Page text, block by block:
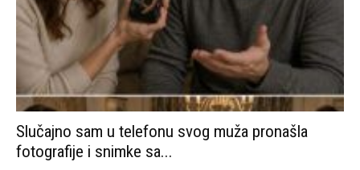
Slučajno sam u telefonu svog muža pronašla
fotografije i snimke sa...